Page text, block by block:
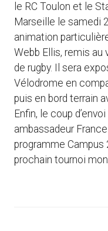
le RC Toulon et le
Marseille le samedi
animation
Webb Ellis, remis au
de rugby. Il sera
Vélodrome en
puis en bord terrain
Enfin, le coup
ambassadeur
programme
prochain tournoi